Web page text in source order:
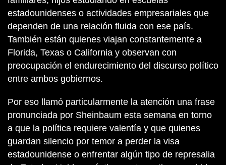
estadounidenses o actividades empresariales que
dependen de una relación fluida con ese país.
También están quienes viajan constantemente a
Florida, Texas o California y observan con
preocupación el endurecimiento del discurso político
entre ambos gobiernos.
Por eso llamó particularmente la atención una frase
pronunciada por Sheinbaum esta semana en torno
a que la política requiere valentía y que quienes
guardan silencio por temor a perder la visa
estadounidense o enfrentar algún tipo de represalia